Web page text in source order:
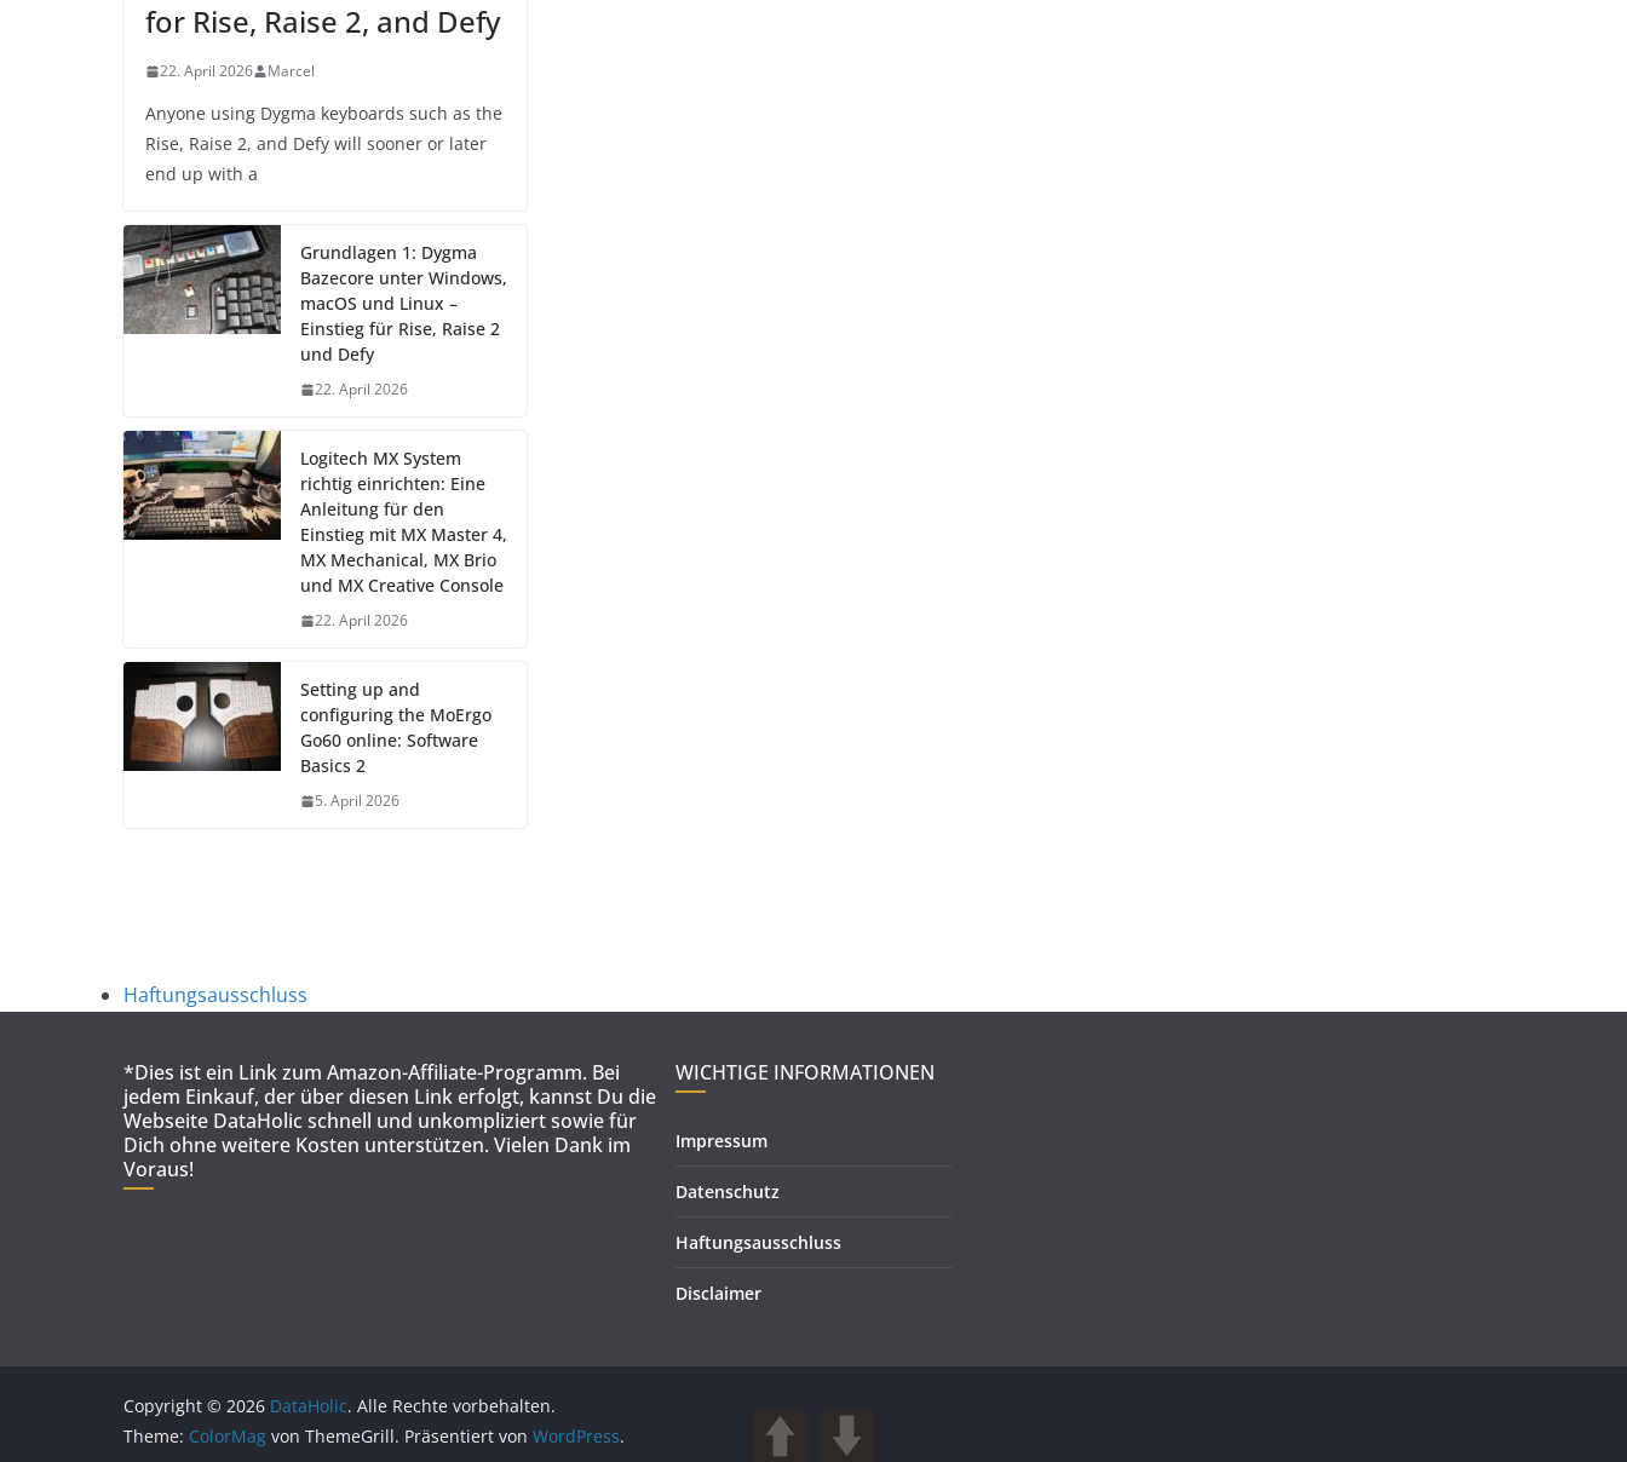
for Rise, Raise 2, and Defy
22. April 2026 Marcel
Anyone using Dygma keyboards such as the
Rise, Raise 2, and Defy will sooner or later
end up with a
Grundlagen 1: Dygma
Bazecore unter Windows,
macOS und Linux –
Einstieg für Rise, Raise 2
und Defy
22. April 2026
Logitech MX System
richtig einrichten: Eine
Anleitung für den
Einstieg mit MX Master 4,
MX Mechanical, MX Brio
und MX Creative Console
22. April 2026
Setting up and
configuring the MoErgo
Go60 online: Software
Basics 2
5. April 2026
Haftungsausschluss
*Dies ist ein Link zum Amazon-Affiliate-Programm. Bei
jedem Einkauf, der über diesen Link erfolgt, kannst Du die
Webseite DataHolic schnell und unkompliziert sowie für
Dich ohne weitere Kosten unterstützen. Vielen Dank im
Voraus!
WICHTIGE INFORMATIONEN
Impressum
Datenschutz
Haftungsausschluss
Disclaimer
Copyright © 2026 DataHolic. Alle Rechte vorbehalten.
Theme: ColorMag von ThemeGrill. Präsentiert von WordPress.